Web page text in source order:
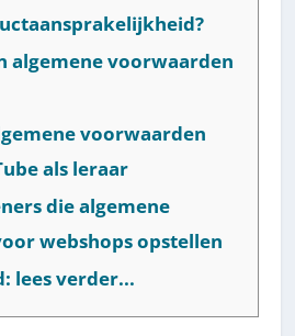
algemene voorwaarden
voorwaarden
als leraar
die algemene
webshops opstellen
lees verder...